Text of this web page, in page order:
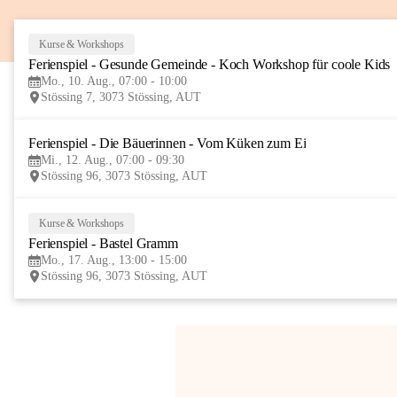
Kurse & Workshops
Ferienspiel - Gesunde Gemeinde - Koch Workshop für coole Kids
Mo., 10. Aug., 07:00 - 10:00
Stössing 7, 3073 Stössing, AUT
Ferienspiel - Die Bäuerinnen - Vom Küken zum Ei
Mi., 12. Aug., 07:00 - 09:30
Stössing 96, 3073 Stössing, AUT
Kurse & Workshops
Ferienspiel - Bastel Gramm
Mo., 17. Aug., 13:00 - 15:00
Stössing 96, 3073 Stössing, AUT